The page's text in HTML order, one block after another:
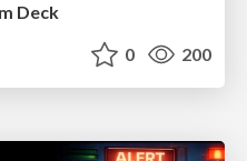
Deck
0 200